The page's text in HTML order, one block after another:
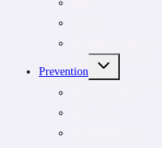
Prevention
TOGGLE
CHILD